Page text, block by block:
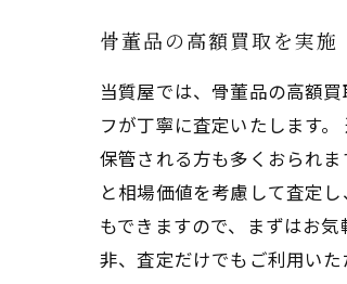
骨董品の高額買取を実施
当質屋では、骨董品の高額
フが丁寧に査定いたします
保管される方も多くおられ
と相場価値を考慮して査定
もできますので、まずはお
非、査定だけでもご利用い